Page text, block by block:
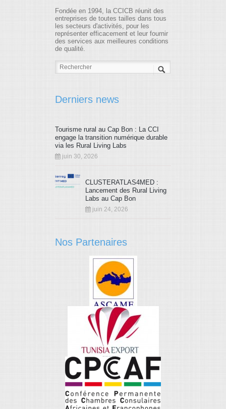
Fondée en 1994, la CCICB réunit des
entreprises de toutes tailles dans tous
les secteurs d'activités, pour les
représenter efficacement et leur fournir
des services aux meilleures conditions
de qualité.
Derniers news
Tourisme rural au Cap Bon : La CCI
engage la transition numérique durable
via les Rural Living Labs
juin 30, 2026
CLUSTERATLAS4MED :
Lancement des Rural Living
Labs au Cap Bon
juin 24, 2026
Nos Partenaires